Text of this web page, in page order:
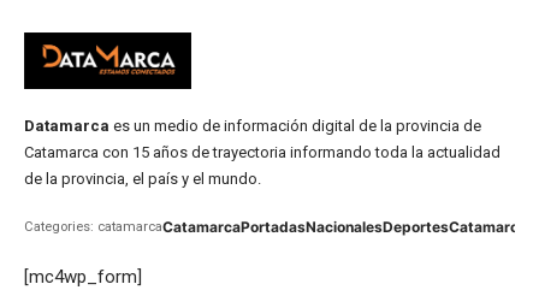
Datamarca es un medio de información digital de la provincia de
Catamarca con 15 años de trayectoria informando toda la actualidad
de la provincia, el país y el mundo.
Categories: catamarcaCatamarcaPortadasNacionalesDeportesCatamarca
[mc4wp_form]